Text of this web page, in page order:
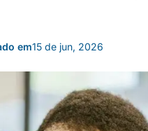
em15 de jun, 2026